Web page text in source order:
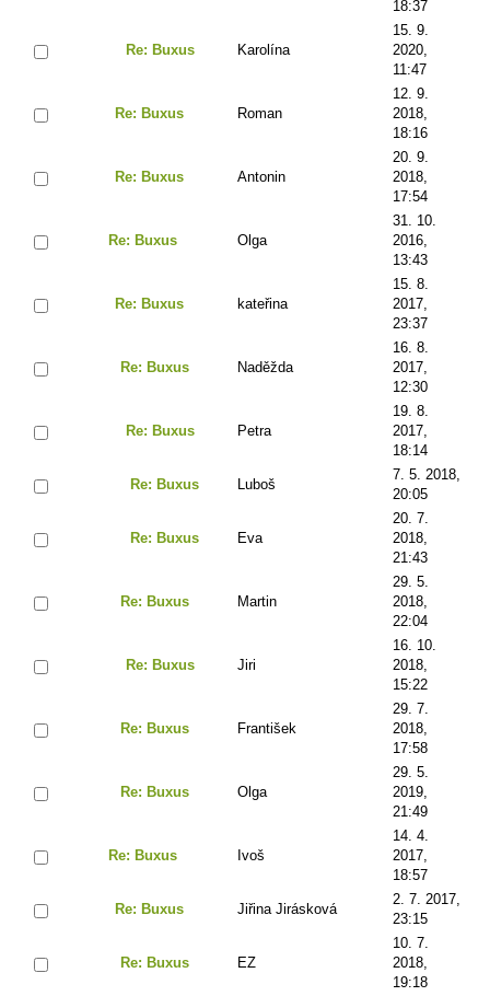
18:37
Re: Buxus Karolína
15. 9.
2020,
11:47
Re: Buxus Roman
12. 9.
2018,
18:16
Re: Buxus Antonin
20. 9.
2018,
17:54
Re: Buxus Olga
31. 10.
2016,
13:43
Re: Buxus kateřina
15. 8.
2017,
23:37
Re: Buxus Naděžda
16. 8.
2017,
12:30
Re: Buxus Petra
19. 8.
2017,
18:14
Re: Buxus Luboš
7. 5. 2018,
20:05
Re: Buxus Eva
20. 7.
2018,
21:43
Re: Buxus Martin
29. 5.
2018,
22:04
Re: Buxus Jiri
16. 10.
2018,
15:22
Re: Buxus František
29. 7.
2018,
17:58
Re: Buxus Olga
29. 5.
2019,
21:49
Re: Buxus Ivoš
14. 4.
2017,
18:57
Re: Buxus Jiřina Jirásková
2. 7. 2017,
23:15
Re: Buxus EZ
10. 7.
2018,
19:18